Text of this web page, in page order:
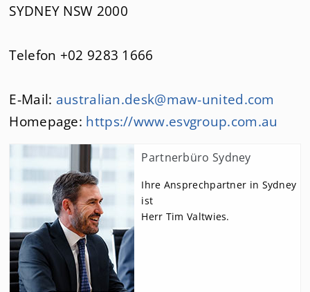
SYDNEY NSW 2000
Telefon +02 9283 1666
E-Mail: australian.desk@maw-united.com
Homepage: https://www.esvgroup.com.au
Partnerbüro Sydney
Ihre Ansprechpartner in Sydney
ist
Herr Tim Valtwies.
Wien